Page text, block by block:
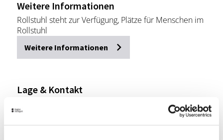
Weitere Informationen
Rollstuhl steht zur Verfügung, Plätze für Menschen im
Rollstuhl
Weitere Informationen
Lage & Kontakt
Boulevärle Schwäbisches Theater e.V.
70376 Stuttgart